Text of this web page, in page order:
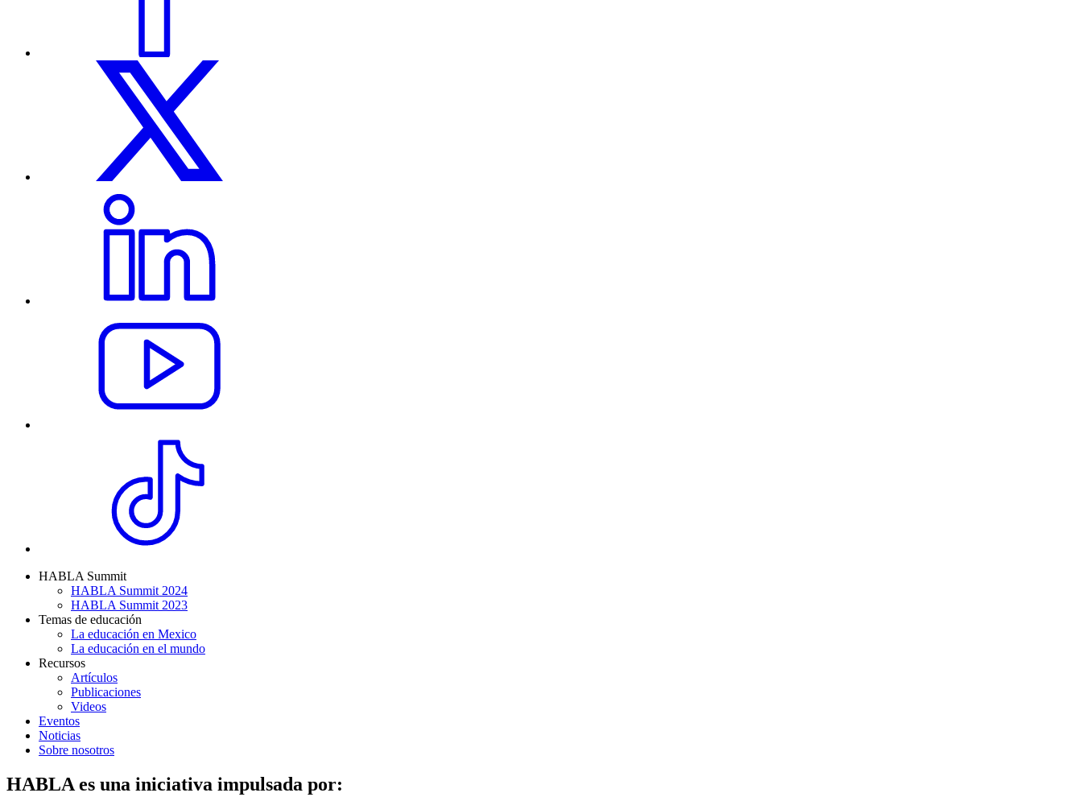
HABLA Summit
HABLA Summit 2024
HABLA Summit 2023
Temas de educación
La educación en Mexico
La educación en el mundo
Recursos
Artículos
Publicaciones
Videos
Eventos
Noticias
Sobre nosotros
HABLA es una iniciativa impulsada por: